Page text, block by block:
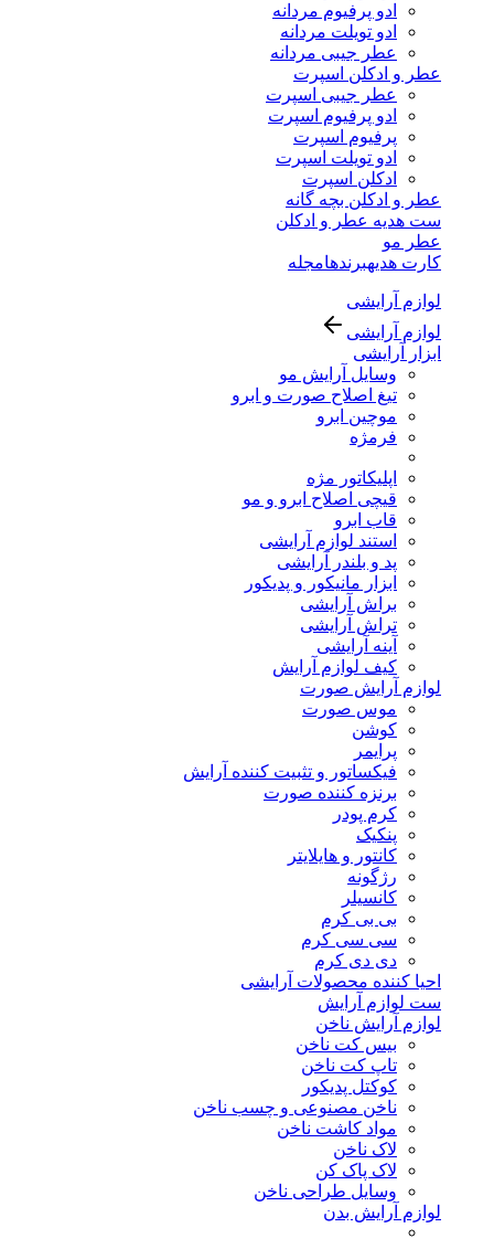
ادو پرفیوم مردانه
ادو تویلت مردانه
عطر جیبی مردانه
عطر و ادکلن اسپرت
عطر جیبی اسپرت
ادو پرفیوم اسپرت
پرفیوم اسپرت
ادو تویلت اسپرت
ادکلن اسپرت
عطر و ادکلن بچه گانه
ست هدیه عطر و ادکلن
عطر مو
کارت هدیهبرندهامجله
لوازم آرایشی
لوازم آرایشی
ابزار آرایشی
وسایل آرایش مو
تیغ اصلاح صورت و ابرو
موچین ابرو
فرمژه
اپلیکاتور مژه
قیچی اصلاح ابرو و مو
قاب ابرو
استند لوازم آرایشی
پد و بلندر آرایشی
ابزار مانیکور و پدیکور
براش آرایشی
تراش آرایشی
آینه آرایشی
کیف لوازم آرایش
لوازم آرایش صورت
موس صورت
کوشن
پرایمر
فیکساتور و تثبیت کننده آرایش
برنزه کننده صورت
کرم پودر
پنکیک
کانتور و هایلایتر
رژگونه
کانسیلر
بی بی کرم
سی سی کرم
دی دی کرم
احیا کننده محصولات آرایشی
ست لوازم آرایش
لوازم آرایش ناخن
بیس کت ناخن
تاپ کت ناخن
کوکتل پدیکور
ناخن مصنوعی و چسب ناخن
مواد کاشت ناخن
لاک ناخن
لاک پاک کن
وسایل طراحی ناخن
لوازم آرایش بدن